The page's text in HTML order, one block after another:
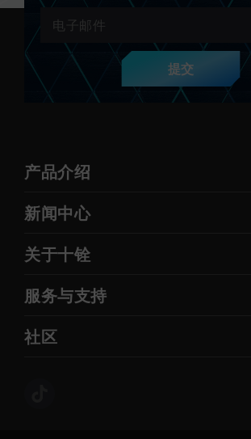
提交
产品介绍
新闻中心
关于十铨
服务与支持
社区